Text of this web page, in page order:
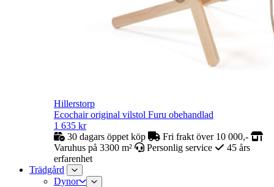
Hillerstorp
Ecochair original vilstol Furu obehandlad
1 635 kr
30 dagars öppet köp
Fri frakt över 10 000,-
Varuhus på 3300 m²
Personlig service
45 års
erfarenhet
Trädgård
Dynor